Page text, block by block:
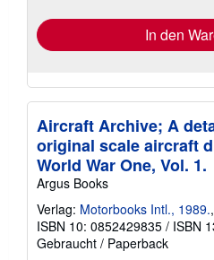
In den
Aircraft Archive; A
original scale aircraft
World War One, Vol. 1.
Argus Books
Verlag: Motorbooks Intl., 1989.
ISBN 10: 0852429835 / ISBN
Gebraucht / Paperback